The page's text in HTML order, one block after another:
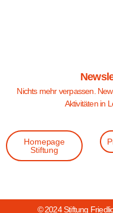
Nichts mehr verpassen.
Aktivitäten in
Homepage
Stiftung
© 2024 Stiftung